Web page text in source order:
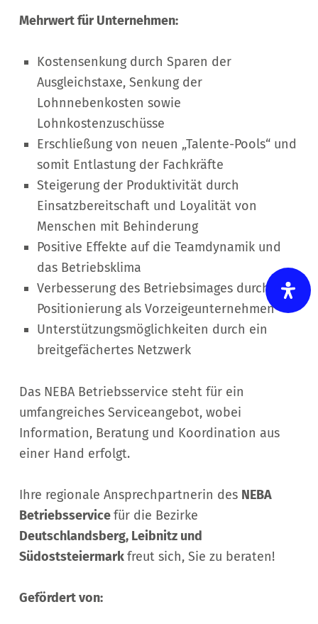
Mehrwert für Unternehmen:
Kostensenkung durch Sparen der
Ausgleichstaxe, Senkung der
Lohnnebenkosten sowie
Lohnkostenzuschüsse
Erschließung von neuen „Talente-Pools“ und
somit Entlastung der Fachkräfte
Steigerung der Produktivität durch
Einsatzbereitschaft und Loyalität von
Menschen mit Behinderung
Positive Effekte auf die Teamdynamik und
das Betriebsklima
Verbesserung des Betriebsimages durch die
Positionierung als Vorzeigeunternehmen
Unterstützungsmöglichkeiten durch ein
breitgefächertes Netzwerk
Das NEBA Betriebsservice steht für ein
umfangreiches Serviceangebot, wobei
Information, Beratung und Koordination aus
einer Hand erfolgt.
Ihre regionale Ansprechpartnerin des NEBA
Betriebsservicefür die Bezirke
Deutschlandsberg, Leibnitz und
Südoststeiermarkfreut sich, Sie zu beraten!
Gefördert von: